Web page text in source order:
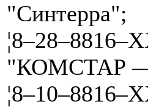
"Синтерра";
"КОМСТАР —